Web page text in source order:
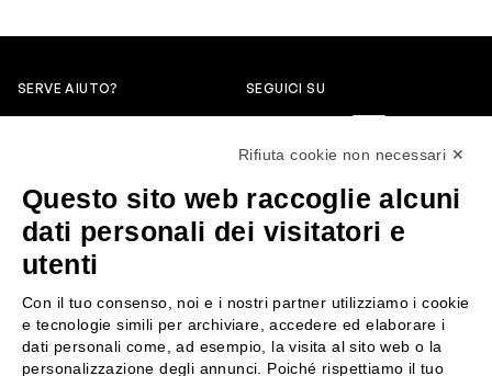
SERVE AIUTO?
servizioclienti@rossiprofumi.it
SEGUICI SU
SERVIZIO CLIENTI
Resi e rimborsi
Pagamenti
Spedizione
Chi siamo
Contattaci
Negozi
Rifiuta cookie non necessari ✕
Questo sito web raccoglie alcuni
dati personali dei visitatori e
utenti
Con il tuo consenso, noi e i nostri partner utilizziamo i cookie
e tecnologie simili per archiviare, accedere ed elaborare i
dati personali come, ad esempio, la visita al sito web o la
personalizzazione degli annunci. Poiché rispettiamo il tuo